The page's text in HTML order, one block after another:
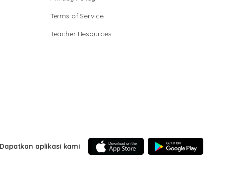
Terms of Service
Teacher Resources
Dapatkan aplikasi kami